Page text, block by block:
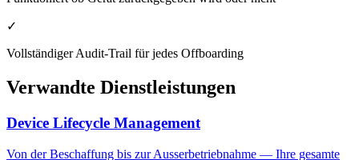
✓
Vollständiger Audit-Trail für jedes Offboarding
Verwandte Dienstleistungen
Device Lifecycle Management
Von der Beschaffung bis zur Ausserbetriebnahme — Ihre gesamte